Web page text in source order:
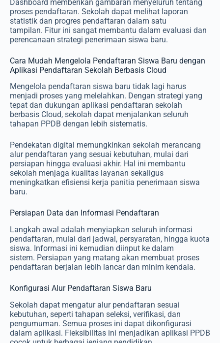
Dashboard memberikan gambaran menyeluruh tentang
proses pendaftaran. Sekolah dapat melihat laporan
statistik dan progres pendaftaran dalam satu
tampilan. Fitur ini sangat membantu dalam evaluasi dan
perencanaan strategi penerimaan siswa baru.
Cara Mudah Mengelola Pendaftaran Siswa Baru dengan
Aplikasi Pendaftaran Sekolah Berbasis Cloud
Mengelola pendaftaran siswa baru tidak lagi harus
menjadi proses yang melelahkan. Dengan strategi yang
tepat dan dukungan aplikasi pendaftaran sekolah
berbasis Cloud, sekolah dapat menjalankan seluruh
tahapan PPDB dengan lebih sistematis.
Pendekatan digital memungkinkan sekolah merancang
alur pendaftaran yang sesuai kebutuhan, mulai dari
persiapan hingga evaluasi akhir. Hal ini membantu
sekolah menjaga kualitas layanan sekaligus
meningkatkan efisiensi kerja panitia penerimaan siswa
baru.
Persiapan Data dan Informasi Pendaftaran
Langkah awal adalah menyiapkan seluruh informasi
pendaftaran, mulai dari jadwal, persyaratan, hingga kuota
siswa. Informasi ini kemudian diinput ke dalam
sistem. Persiapan yang matang akan membuat proses
pendaftaran berjalan lebih lancar dan minim kendala.
Konfigurasi Alur Pendaftaran Siswa Baru
Sekolah dapat mengatur alur pendaftaran sesuai
kebutuhan, seperti tahapan seleksi, verifikasi, dan
pengumuman. Semua proses ini dapat dikonfigurasi
dalam aplikasi. Fleksibilitas ini menjadikan aplikasi PPDB